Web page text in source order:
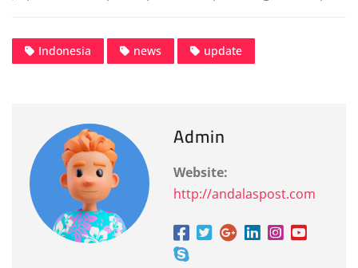
Indonesia news update
Admin
Website:
http://andalaspost.com